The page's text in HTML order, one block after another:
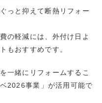
っと抑えて断熱リフォー
の軽減には、外付け日よ
もおすすめです。
一緒にリフォームするこ
2026事業」が活用可能で